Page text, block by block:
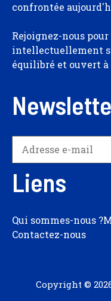
confrontée
Rejoignez-nous
intellectuellement
équilibré et ouvert
Liens
Qui sommes-nous ?
Contactez-nous
Copyright ©